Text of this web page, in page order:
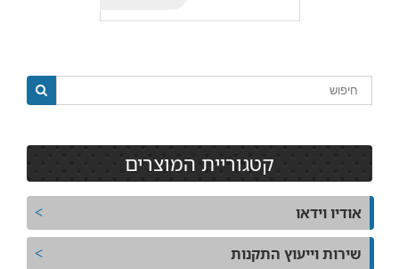
קטגוריית המוצרים
אודיו וידאו
שירות וייעוץ התקנות